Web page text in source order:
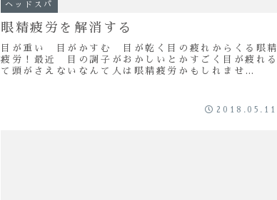
ヘッドスパ
眼精疲労を解消する
目が重い 目がかすむ 目が乾く目の疲れからくる眼精
疲労！最近 目の調子がおかしいとかすごく目が疲れる
て頭がさえないなんて人は眼精疲労かもしれませ
2018.05.11